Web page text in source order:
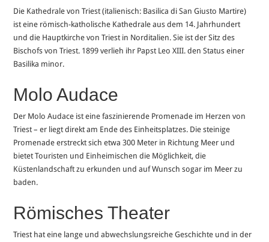
Die Kathedrale von Triest (italienisch: Basilica di San Giusto Martire)
ist eine römisch-katholische Kathedrale aus dem 14. Jahrhundert
und die Hauptkirche von Triest in Norditalien. Sie ist der Sitz des
Bischofs von Triest. 1899 verlieh ihr Papst Leo XIII. den Status einer
Basilika minor.
Molo Audace
Der Molo Audace ist eine faszinierende Promenade im Herzen von
Triest – er liegt direkt am Ende des Einheitsplatzes. Die steinige
Promenade erstreckt sich etwa 300 Meter in Richtung Meer und
bietet Touristen und Einheimischen die Möglichkeit, die
Küstenlandschaft zu erkunden und auf Wunsch sogar im Meer zu
baden.
Römisches Theater
Triest hat eine lange und abwechslungsreiche Geschichte und in der